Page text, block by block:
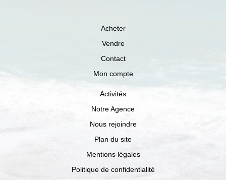
Acheter
Vendre
Contact
Mon compte
Activités
Notre Agence
Nous rejoindre
Plan du site
Mentions légales
Politique de confidentialité